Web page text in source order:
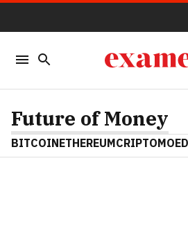
Future of Money
BITCOINETHEREUM